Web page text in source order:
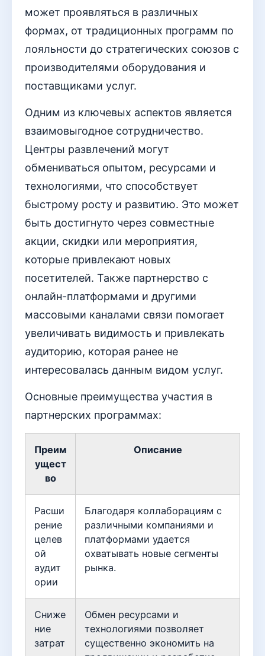
может проявляться в различных
формах, от традиционных программ по
лояльности до стратегических союзов с
производителями оборудования и
поставщиками услуг.
Одним из ключевых аспектов является
взаимовыгодное сотрудничество.
Центры развлечений могут
обмениваться опытом, ресурсами и
технологиями, что способствует
быстрому росту и развитию. Это может
быть достигнуто через совместные
акции, скидки или мероприятия,
которые привлекают новых
посетителей. Также партнерство с
онлайн-платформами и другими
массовыми каналами связи помогает
увеличивать видимость и привлекать
аудиторию, которая ранее не
интересовалась данным видом услуг.
Основные преимущества участия в
партнерских программах:
Преим
ущест
во
Описание
Расши
рение
целев
ой
аудит
ории
Благодаря коллаборациям с
различными компаниями и
платформами удается
охватывать новые сегменты
рынка.
Сниже
ние
затрат
Обмен ресурсами и
технологиями позволяет
существенно экономить на